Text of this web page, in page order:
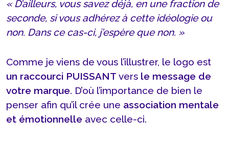
« D’ailleurs, vous savez déjà, en une fraction de
seconde, si vous adhérez à cette idéologie ou
non. Dans ce cas-ci, j’espère que non. »
Comme je viens de vous l’illustrer, le logo est
un raccourci PUISSANT vers le message de
votre marque. D’où l’importance de bien le
penser afin qu’il crée une association mentale
et émotionnelle avec celle-ci.